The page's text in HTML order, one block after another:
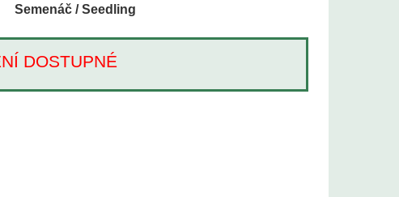
Semenáč / Seedling
DOSTUPNÉ